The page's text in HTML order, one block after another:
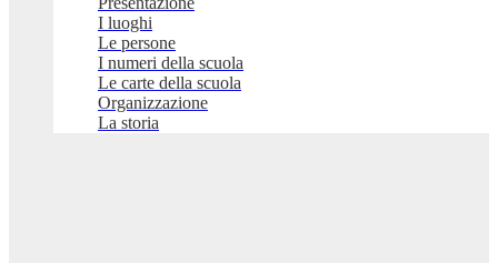
I luoghi
Le persone
I numeri della scuola
Le carte della scuola
Organizzazione
La storia